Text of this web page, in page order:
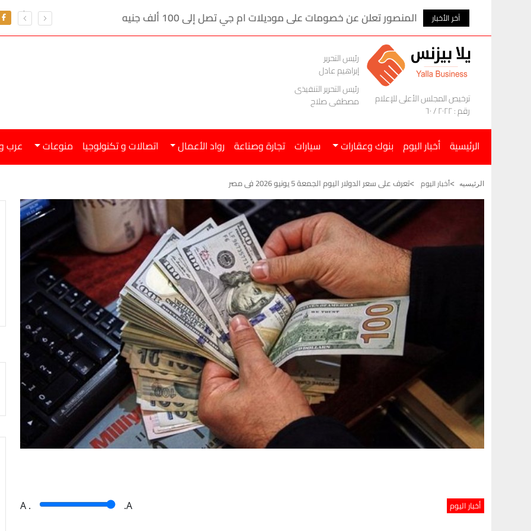
آخر الأخبار المنصور تعلن عن خصومات على موديلات ام جي تصل إلى 100 ألف جنيه
ترخيص المجلس الأعلى للإعلام
رقم : ٢٠٢٢ / ٦٠
رئيس التحرير
إبراهيم عادل
رئيس التحرير التنفيذى
مصطفى صلاح
الرئيسية أخبار اليوم بنوك وعقارات سيارات تجارة وصناعة رواد الأعمال اتصالات و تكنولوجيا منوعات عرب
الرئيسيه أخبار اليوم تعرف على سعر الدولار اليوم الجمعة 5 يونيو 2026 فى مصر
أخبار اليوم A . .A